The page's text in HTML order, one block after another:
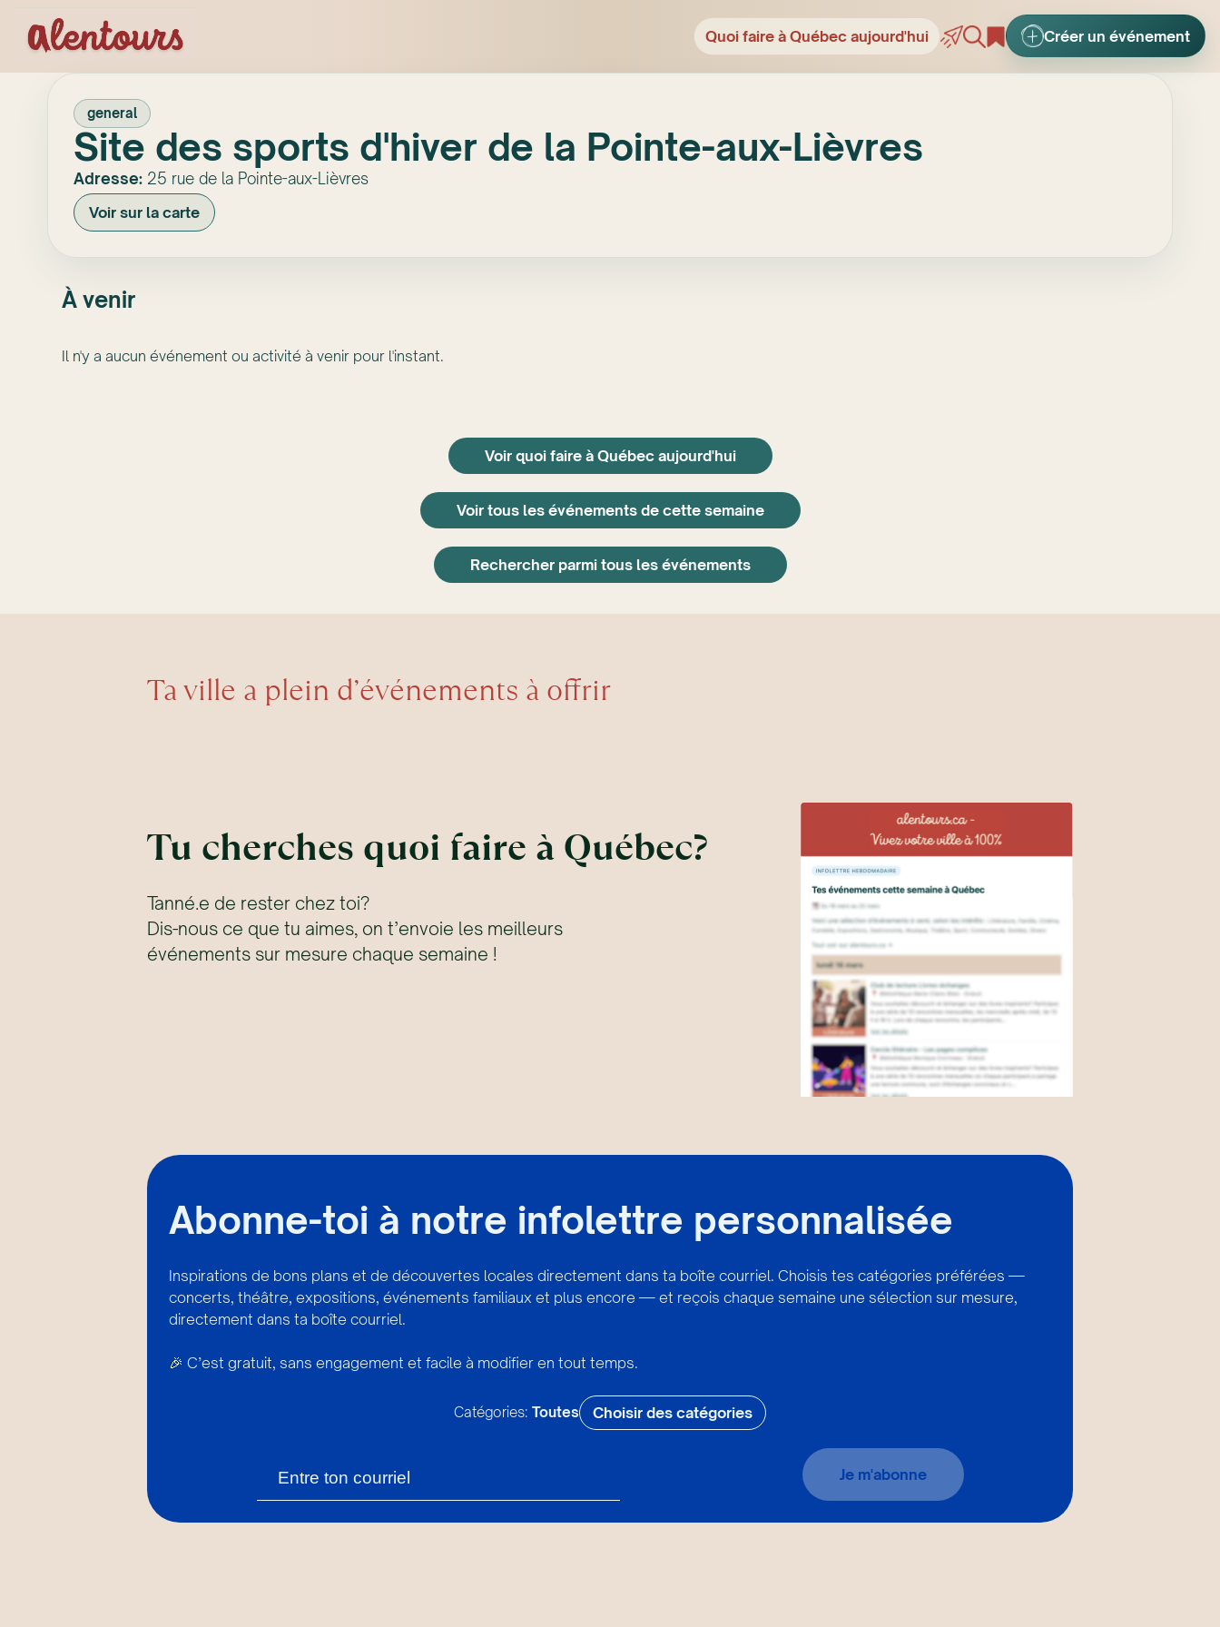
Quoi faire à Québec aujourd'hui Créer un événement
general
Site des sports d'hiver de la Pointe-aux-Lièvres
Adresse: 25 rue de la Pointe-aux-Lièvres
Voir sur la carte
À venir
Il n'y a aucun événement ou activité à venir pour l'instant.
Voir quoi faire à Québec aujourd'hui
Voir tous les événements de cette semaine
Rechercher parmi tous les événements
Ta ville a plein d’événements à offrir
Tu cherches quoi faire à Québec?
Tanné.e de rester chez toi?
Dis-nous ce que tu aimes, on t’envoie les meilleurs
événements sur mesure chaque semaine !
Abonne-toi à notre infolettre personnalisée
Inspirations de bons plans et de découvertes locales directement dans ta boîte courriel. Choisis tes catégories préférées —
concerts, théâtre, expositions, événements familiaux et plus encore — et reçois chaque semaine une sélection sur mesure,
directement dans ta boîte courriel.
🎉 C’est gratuit, sans engagement et facile à modifier en tout temps.
Catégories: Toutes Choisir des catégories
Je m'abonne